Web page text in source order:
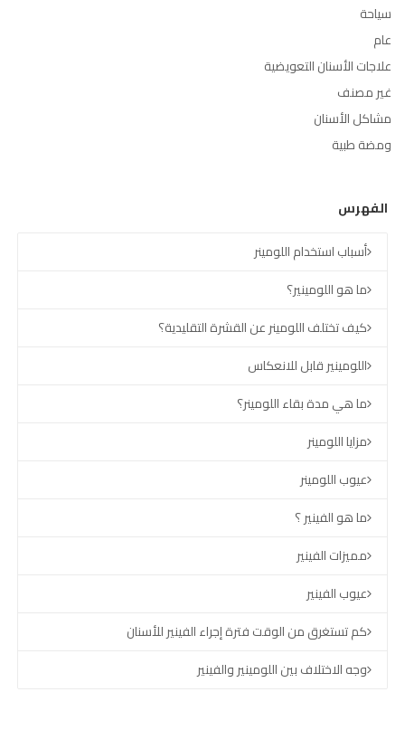
سياحة
عام
علاجات الأسنان التعويضية
غير مصنف
مشاكل الأسنان
ومضة طبية
الفهرس
أسباب استخدام اللومينر
ما هو اللومينير؟
كيف تختلف اللومينر عن القشرة التقليدية؟
اللومينير قابل للانعكاس
ما هي مدة بقاء اللومينر؟
مزايا اللومينر
عيوب اللومينر
ما هو الفينير ؟
مميزات الفينير
عيوب الفينير
كم تستغرق من الوقت فترة إجراء الفينير للأسنان
وجه الاختلاف بين اللومينير والفينير